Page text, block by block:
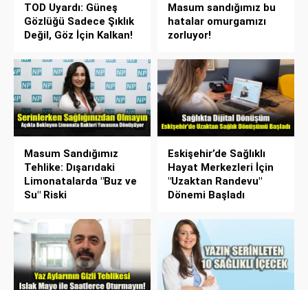
TOD Uyardı: Güneş
Gözlüğü Sadece Şıklık
Değil, Göz İçin Kalkan!
Masum sandığımız bu
hatalar omurgamızı
zorluyor!
Masum Sandığımız
Tehlike: Dışarıdaki
Limonatalarda "Buz ve
Su" Riski
Eskişehir’de Sağlıklı
Hayat Merkezleri İçin
"Uzaktan Randevu"
Dönemi Başladı